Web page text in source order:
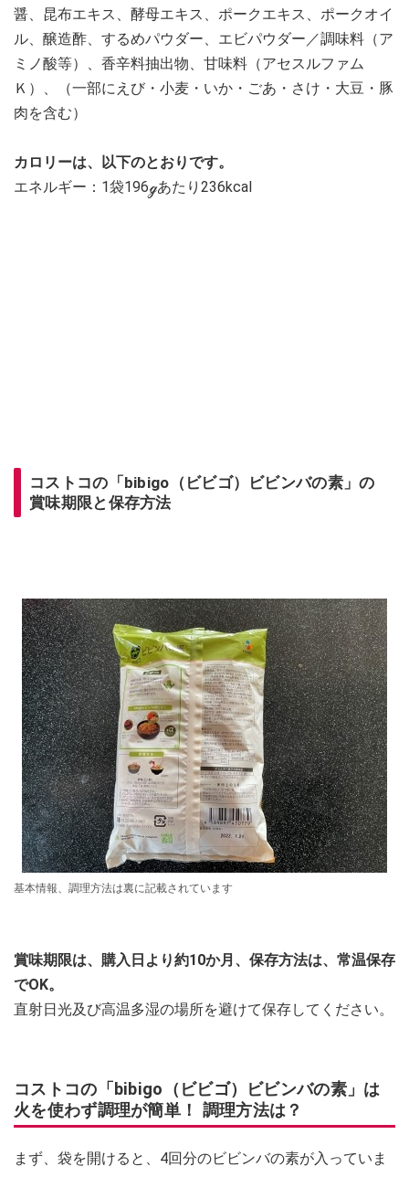
醤、昆布エキス、酵母エキス、ポークエキス、ポークオイ
ル、醸造酢、するめパウダー、エビパウダー／調味料（ア
ミノ酸等）、香辛料抽出物、甘味料（アセスルファム
Ｋ）、（一部にえび・小麦・いか・ごあ・さけ・大豆・豚
肉を含む）
カロリーは、以下のとおりです。
エネルギー：1袋196ℊあたり236kcal
コストコの「bibigo（ビビゴ）ビビンバの素」の
賞味期限と保存方法
基本情報、調理方法は裏に記載されています
賞味期限は、購入日より約10か月、保存方法は、常温保存
でOK。
直射日光及び高温多湿の場所を避けて保存してください。
コストコの「bibigo（ビビゴ）ビビンバの素」は
火を使わず調理が簡単！ 調理方法は？
まず、袋を開けると、4回分のビビンバの素が入っていま